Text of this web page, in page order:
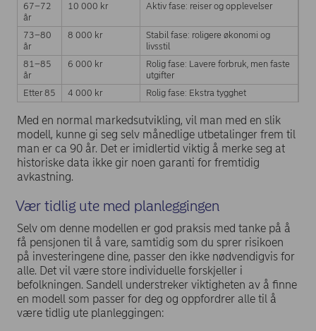
67–72
år
10 000 kr Aktiv fase: reiser og opplevelser
73–80
år
8 000 kr
Stabil fase: roligere økonomi og
livsstil
81–85
år
6 000 kr
Rolig fase: Lavere forbruk, men faste
utgifter
Etter 85
4 000 kr Rolig fase: Ekstra tygghet
Med en normal markedsutvikling, vil man med en slik
modell, kunne gi seg selv månedlige utbetalinger frem til
man er ca 90 år. Det er imidlertid viktig å merke seg at
historiske data ikke gir noen garanti for fremtidig
avkastning.
Vær tidlig ute med planleggingen
Selv om denne modellen er god praksis med tanke på å
få pensjonen til å vare, samtidig som du sprer risikoen
på investeringene dine, passer den ikke nødvendigvis for
alle. Det vil være store individuelle forskjeller i
befolkningen. Sandell understreker viktigheten av å finne
en modell som passer for deg og oppfordrer alle til å
være tidlig ute planleggingen: